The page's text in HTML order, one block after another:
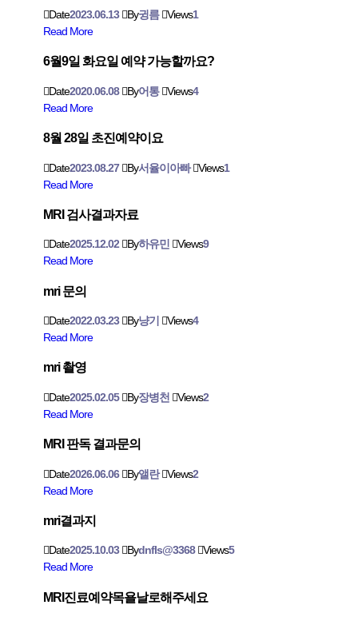
Date2023.06.13 By귕름 Views1
Read More
6월9일 화요일 예약 가능할까요?
Date2020.06.08 By어통 Views4
Read More
8월 28일 초진예약이요
Date2023.08.27 By서율이아빠 Views1
Read More
MRI 검사결과자료
Date2025.12.02 By하유민 Views9
Read More
mri 문의
Date2022.03.23 By냥기 Views4
Read More
mri 촬영
Date2025.02.05 By장병천 Views2
Read More
MRI 판독 결과문의
Date2026.06.06 By앨란 Views2
Read More
mri결과지
Date2025.10.03 Bydnfls@3368 Views5
Read More
MRI진료예약목욜날로해주세요